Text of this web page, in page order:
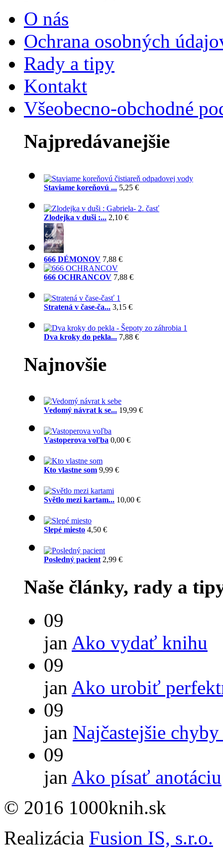
O nás
Ochrana osobných
Rady a tipy
Kontakt
Všeobecno-obchodné
Najpredávanejšie
Staviame koreňovú ... 5,25 €
Zlodejka v duši :... 2,10 €
666 DÉMONOV 7,88 €
666 OCHRANCOV 7,88 €
Stratená v čase-ča... 3,15 €
Dva kroky do pekla... 7,88 €
Najnovšie
Vedomý návrat k se... 19,99 €
Vastoperova voľba 0,00 €
Kto vlastne som 9,99 €
Světlo mezi kartam... 10,00 €
Slepé miesto 4,50 €
Posledný pacient 2,99 €
Naše články, rady a
09
jan Ako vydať knihu
09
jan Ako urobiť
09
jan Najčastejšie
09
jan Ako písať anotáciu
© 2016 1000knih.sk
Realizácia Fusion IS, s.r.o.